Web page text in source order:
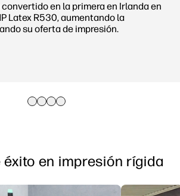
convertido en la primera en Irlanda en
Latex R530, aumentando la
su oferta de impresión.
en impresión rígida